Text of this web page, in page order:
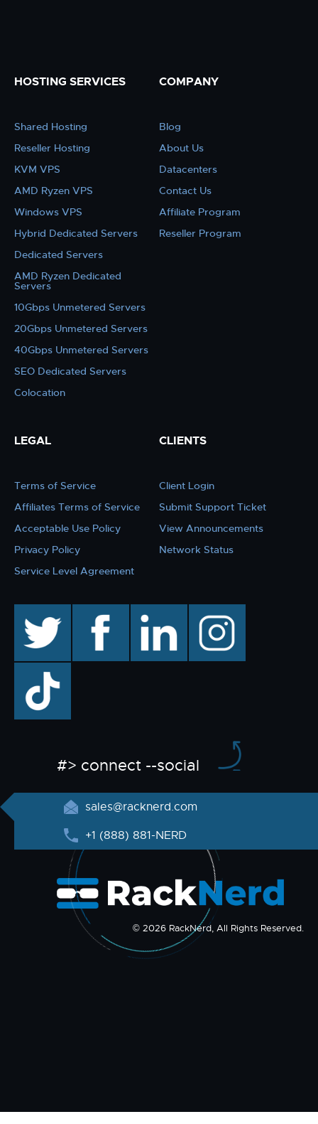
HOSTING SERVICES
Shared Hosting
Reseller Hosting
KVM VPS
AMD Ryzen VPS
Windows VPS
Hybrid Dedicated Servers
Dedicated Servers
AMD Ryzen Dedicated
Servers
10Gbps Unmetered Servers
20Gbps Unmetered Servers
40Gbps Unmetered Servers
SEO Dedicated Servers
Colocation
COMPANY
Blog
About Us
Datacenters
Contact Us
Affiliate Program
Reseller Program
LEGAL
Terms of Service
Affiliates Terms of Service
Acceptable Use Policy
Privacy Policy
Service Level Agreement
CLIENTS
Client Login
Submit Support Ticket
View Announcements
Network Status
facebook linkedin instagram
TikTok
#> connect --social
sales@racknerd.com
+1 (888) 881-NERD
© 2026 RackNerd, All Rights Reserved.